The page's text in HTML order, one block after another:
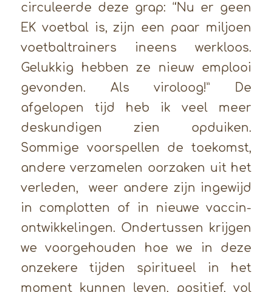
circuleerde deze grap: “Nu er geen
EK voetbal is, zijn een paar miljoen
voetbaltrainers ineens werkloos.
Gelukkig hebben ze nieuw emplooi
gevonden. Als viroloog!” De
afgelopen tijd heb ik veel meer
deskundigen zien opduiken.
Sommige voorspellen de toekomst,
andere verzamelen oorzaken uit het
verleden, weer andere zijn ingewijd
in complotten of in nieuwe vaccin-
ontwikkelingen. Ondertussen krijgen
we voorgehouden hoe we in deze
onzekere tijden spiritueel in het
moment kunnen leven, positief, vol